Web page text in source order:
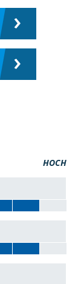
HOCH